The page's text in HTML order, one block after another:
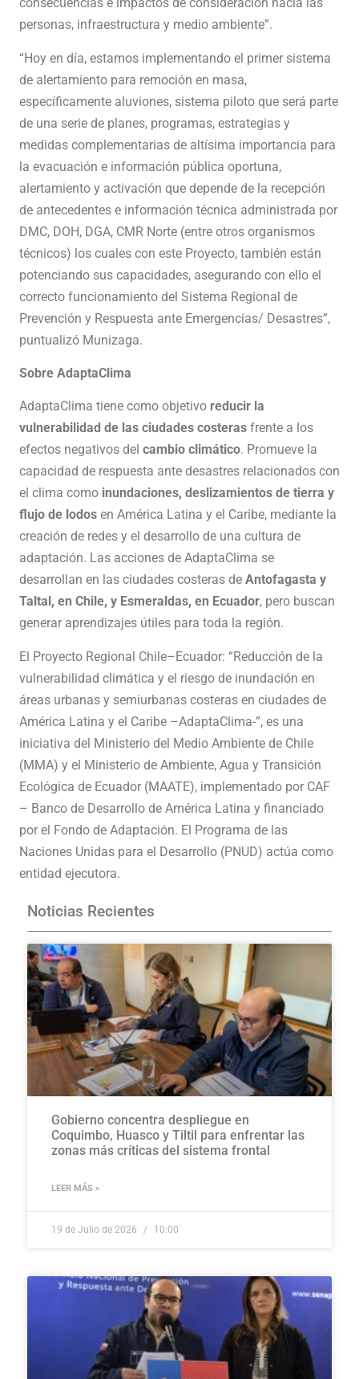
personas, infraestructura y medio ambiente”.
“Hoy en día, estamos implementando el primer sistema
de alertamiento para remoción en masa,
específicamente aluviones, sistema piloto que será parte
de una serie de planes, programas, estrategias y
medidas complementarias de altísima importancia para
la evacuación e información pública oportuna,
alertamiento y activación que depende de la recepción
de antecedentes e información técnica administrada por
DMC, DOH, DGA, CMR Norte (entre otros organismos
técnicos) los cuales con este Proyecto, también están
potenciando sus capacidades, asegurando con ello el
correcto funcionamiento del Sistema Regional de
Prevención y Respuesta ante Emergencias/ Desastres”,
puntualizó Munizaga.
Sobre AdaptaClima
AdaptaClima tiene como objetivo reducir la
vulnerabilidad de las ciudades costeras frente a los
efectos negativos del cambio climático. Promueve la
capacidad de respuesta ante desastres relacionados con
el clima como inundaciones, deslizamientos de tierra y
flujo de lodos en América Latina y el Caribe, mediante la
creación de redes y el desarrollo de una cultura de
adaptación. Las acciones de AdaptaClima se
desarrollan en las ciudades costeras de Antofagasta y
Taltal, en Chile, y Esmeraldas, en Ecuador, pero buscan
generar aprendizajes útiles para toda la región.
El Proyecto Regional Chile–Ecuador: “Reducción de la
vulnerabilidad climática y el riesgo de inundación en
áreas urbanas y semiurbanas costeras en ciudades de
América Latina y el Caribe –AdaptaClima-”, es una
iniciativa del Ministerio del Medio Ambiente de Chile
(MMA) y el Ministerio de Ambiente, Agua y Transición
Ecológica de Ecuador (MAATE), implementado por CAF
– Banco de Desarrollo de América Latina y financiado
por el Fondo de Adaptación. El Programa de las
Naciones Unidas para el Desarrollo (PNUD) actúa como
entidad ejecutora.
Noticias Recientes
Gobierno concentra despliegue en
Coquimbo, Huasco y Tiltil para enfrentar las
zonas más críticas del sistema frontal
LEER MÁS »
19 de Julio de 2026 10:00